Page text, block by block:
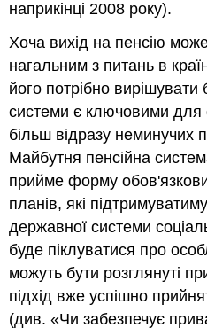
наприкінці 2008 року).
Хоча вихід на пенсію
нагальним з питань в
його потрібно вирішувати
системи є ключовими для
більш відразу неминучих
Майбутня пенсійна
прийме форму
планів, які
державної системи
буде піклуватися про
можуть бути розглянуті
підхід вже успішно
(див. «Чи забезпечує